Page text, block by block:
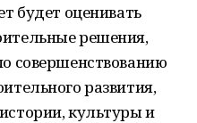
будет оценивать
решения,
совершенствованию
развития,
культуры и